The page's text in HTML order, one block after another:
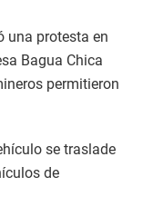
una protesta en
Bagua Chica
permitieron
se traslade
de